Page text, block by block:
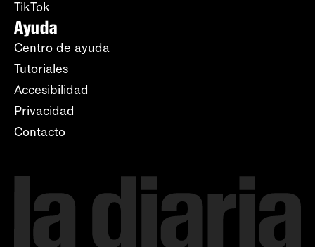
TikTok
Ayuda
Centro de ayuda
Tutoriales
Accesibilidad
Privacidad
Contacto